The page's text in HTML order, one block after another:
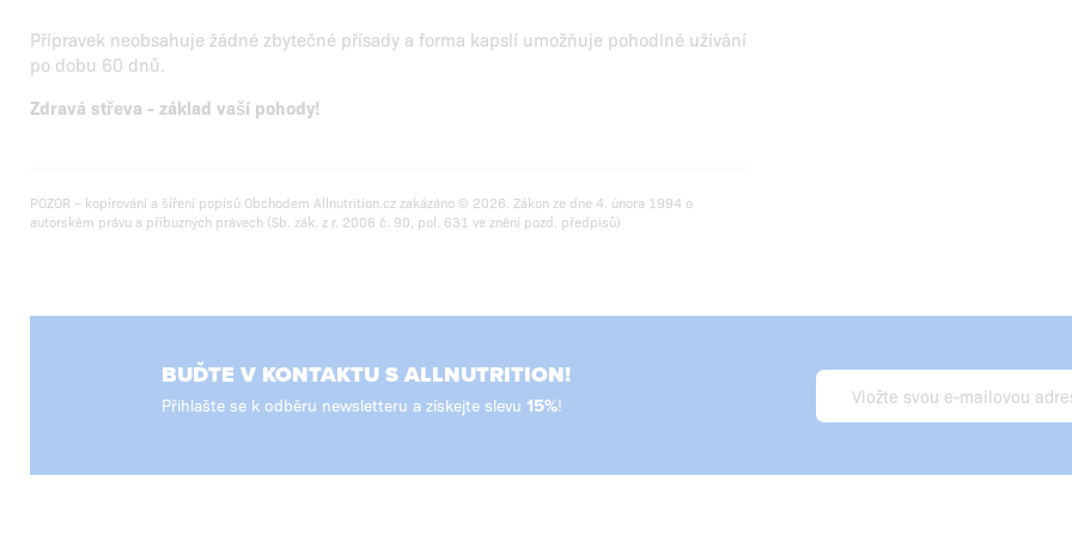
Přípravek neobsahuje žádné zbytečné přísady a forma kapslí umožňuje pohodlné užívání
po dobu 60 dnů.
Zdravá střeva - základ vaší pohody!
POZOR – kopírování a šíření popisů Obchodem Allnutrition.cz zakázáno © 2026. Zákon ze dne 4. února 1994 o
autorském právu a příbuzných právech (Sb. zák. z r. 2006 č. 90, pol. 631 ve znění pozd. předpisů)
BUĎTE V KONTAKTU S ALLNUTRITION!
Přihlašte se k odběru newsletteru a získejte slevu !